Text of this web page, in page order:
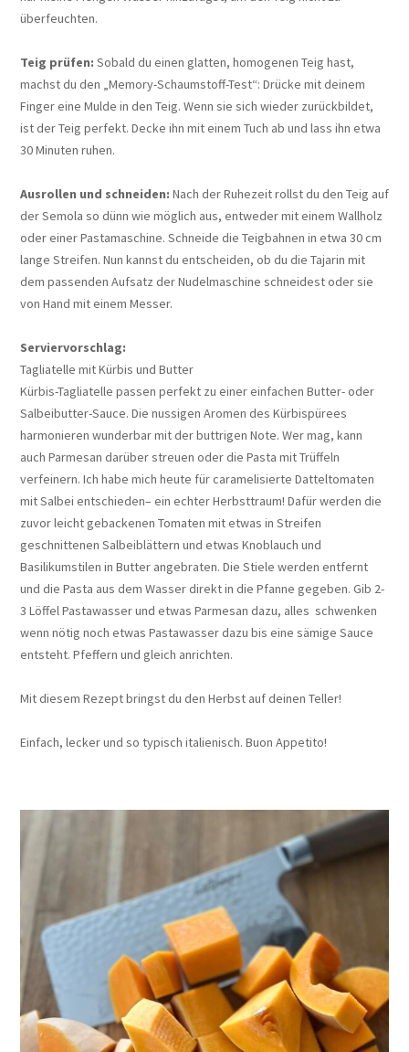
überfeuchten.
Teig prüfen: Sobald du einen glatten, homogenen Teig hast,
machst du den „Memory-Schaumstoff-Test“: Drücke mit deinem
Finger eine Mulde in den Teig. Wenn sie sich wieder zurückbildet,
ist der Teig perfekt. Decke ihn mit einem Tuch ab und lass ihn etwa
30 Minuten ruhen.
Ausrollen und schneiden: Nach der Ruhezeit rollst du den Teig auf
der Semola so dünn wie möglich aus, entweder mit einem Wallholz
oder einer Pastamaschine. Schneide die Teigbahnen in etwa 30 cm
lange Streifen. Nun kannst du entscheiden, ob du die Tajarin mit
dem passenden Aufsatz der Nudelmaschine schneidest oder sie
von Hand mit einem Messer.
Serviervorschlag:
Tagliatelle mit Kürbis und Butter
Kürbis-Tagliatelle passen perfekt zu einer einfachen Butter- oder
Salbeibutter-Sauce. Die nussigen Aromen des Kürbispürees
harmonieren wunderbar mit der buttrigen Note. Wer mag, kann
auch Parmesan darüber streuen oder die Pasta mit Trüffeln
verfeinern. Ich habe mich heute für caramelisierte Datteltomaten
mit Salbei entschieden– ein echter Herbsttraum! Dafür werden die
zuvor leicht gebackenen Tomaten mit etwas in Streifen
geschnittenen Salbeiblättern und etwas Knoblauch und
Basilikumstilen in Butter angebraten. Die Stiele werden entfernt
und die Pasta aus dem Wasser direkt in die Pfanne gegeben. Gib 2-
3 Löffel Pastawasser und etwas Parmesan dazu, alles schwenken
wenn nötig noch etwas Pastawasser dazu bis eine sämige Sauce
entsteht. Pfeffern und gleich anrichten.
Mit diesem Rezept bringst du den Herbst auf deinen Teller!
Einfach, lecker und so typisch italienisch. Buon Appetito!